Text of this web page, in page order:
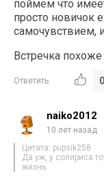
поймем что
просто новичок
самочувствием,
Встречка похоже
Ответить 0
naiko2012
10 лет назад
Цитата: pupsik258
Да уж, у соляриса
жизнь.